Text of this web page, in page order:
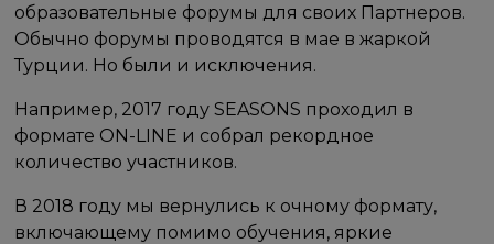
образовательные форумы для своих Партнеров.
Обычно форумы проводятся в мае в жаркой
Турции. Но были и исключения.
Например, 2017 году SEASONS проходил в
формате ON-LINE и собрал рекордное
количество участников.
В 2018 году мы вернулись к очному формату,
включающему помимо обучения, яркие